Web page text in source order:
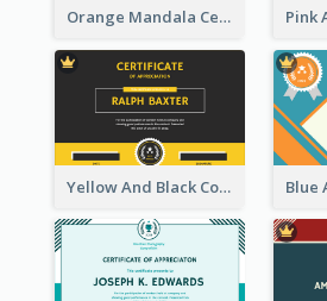
Orange Mandala Certificate Of Completion
Yellow And Black Contrast Simple Certificate